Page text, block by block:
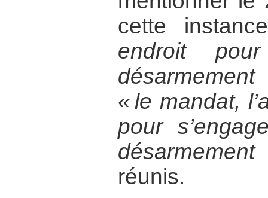
cette
endroit
désarmement
« le mandat,
pour
réunis.